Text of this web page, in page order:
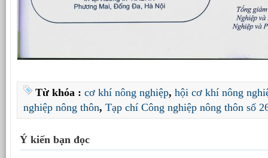
Từ khóa : cơ khí nông nghiệp, hội cơ khí nông
nghiệp nông thôn, Tạp chí Công nghiệp nông thôn số
Ý kiến bạn đọc